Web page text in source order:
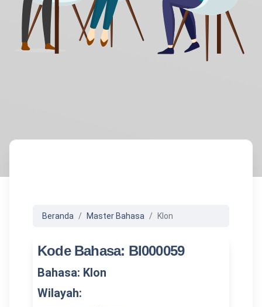
Beranda Master Bahasa Klon
Kode Bahasa: BI000059
Bahasa: Klon
Wilayah: